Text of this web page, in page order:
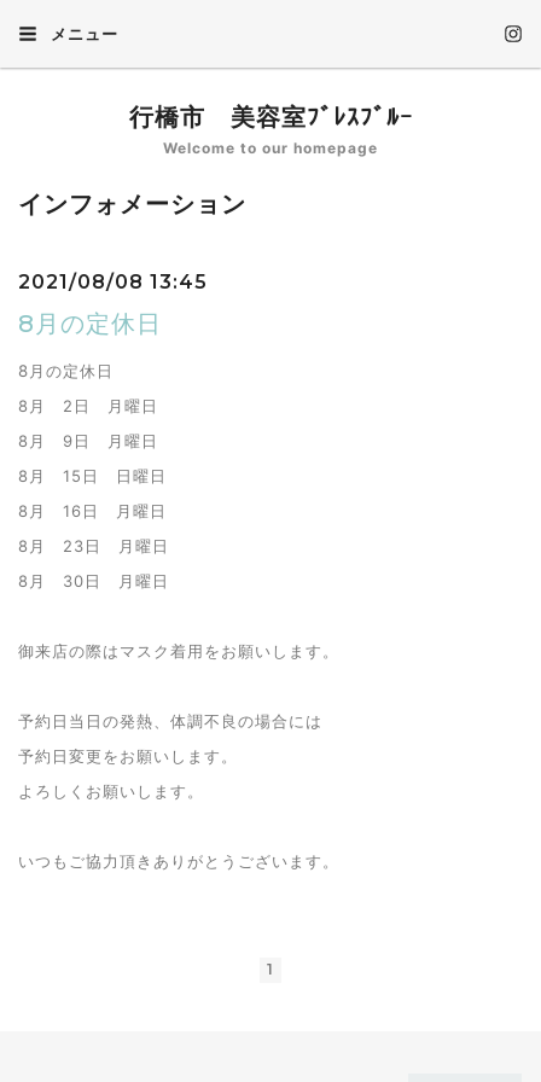
メニュー
行橋市 美容室ﾌﾞﾚｽﾌﾞﾙｰ
Welcome to our homepage
インフォメーション
2021/08/08 13:45
8月の定休日
8月の定休日
8月 2日 月曜日
8月 9日 月曜日
8月 15日 日曜日
8月 16日 月曜日
8月 23日 月曜日
8月 30日 月曜日
御来店の際はマスク着用をお願いします。
予約日当日の発熱、体調不良の場合には
予約日変更をお願いします。
よろしくお願いします。
いつもご協力頂きありがとうございます。
1